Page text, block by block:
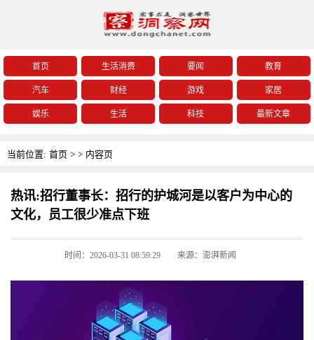
首页 生活消费 要闻 教育
汽车 财经 游戏 家居
娱乐 生活 科技 最新文章
当前位置: 首页 > > 内容页
热讯:招行董事长：招行的护城河是以客户为中心的
文化，员工很少准点下班
时间：2026-03-31 08:59:29 来源：澎湃新闻